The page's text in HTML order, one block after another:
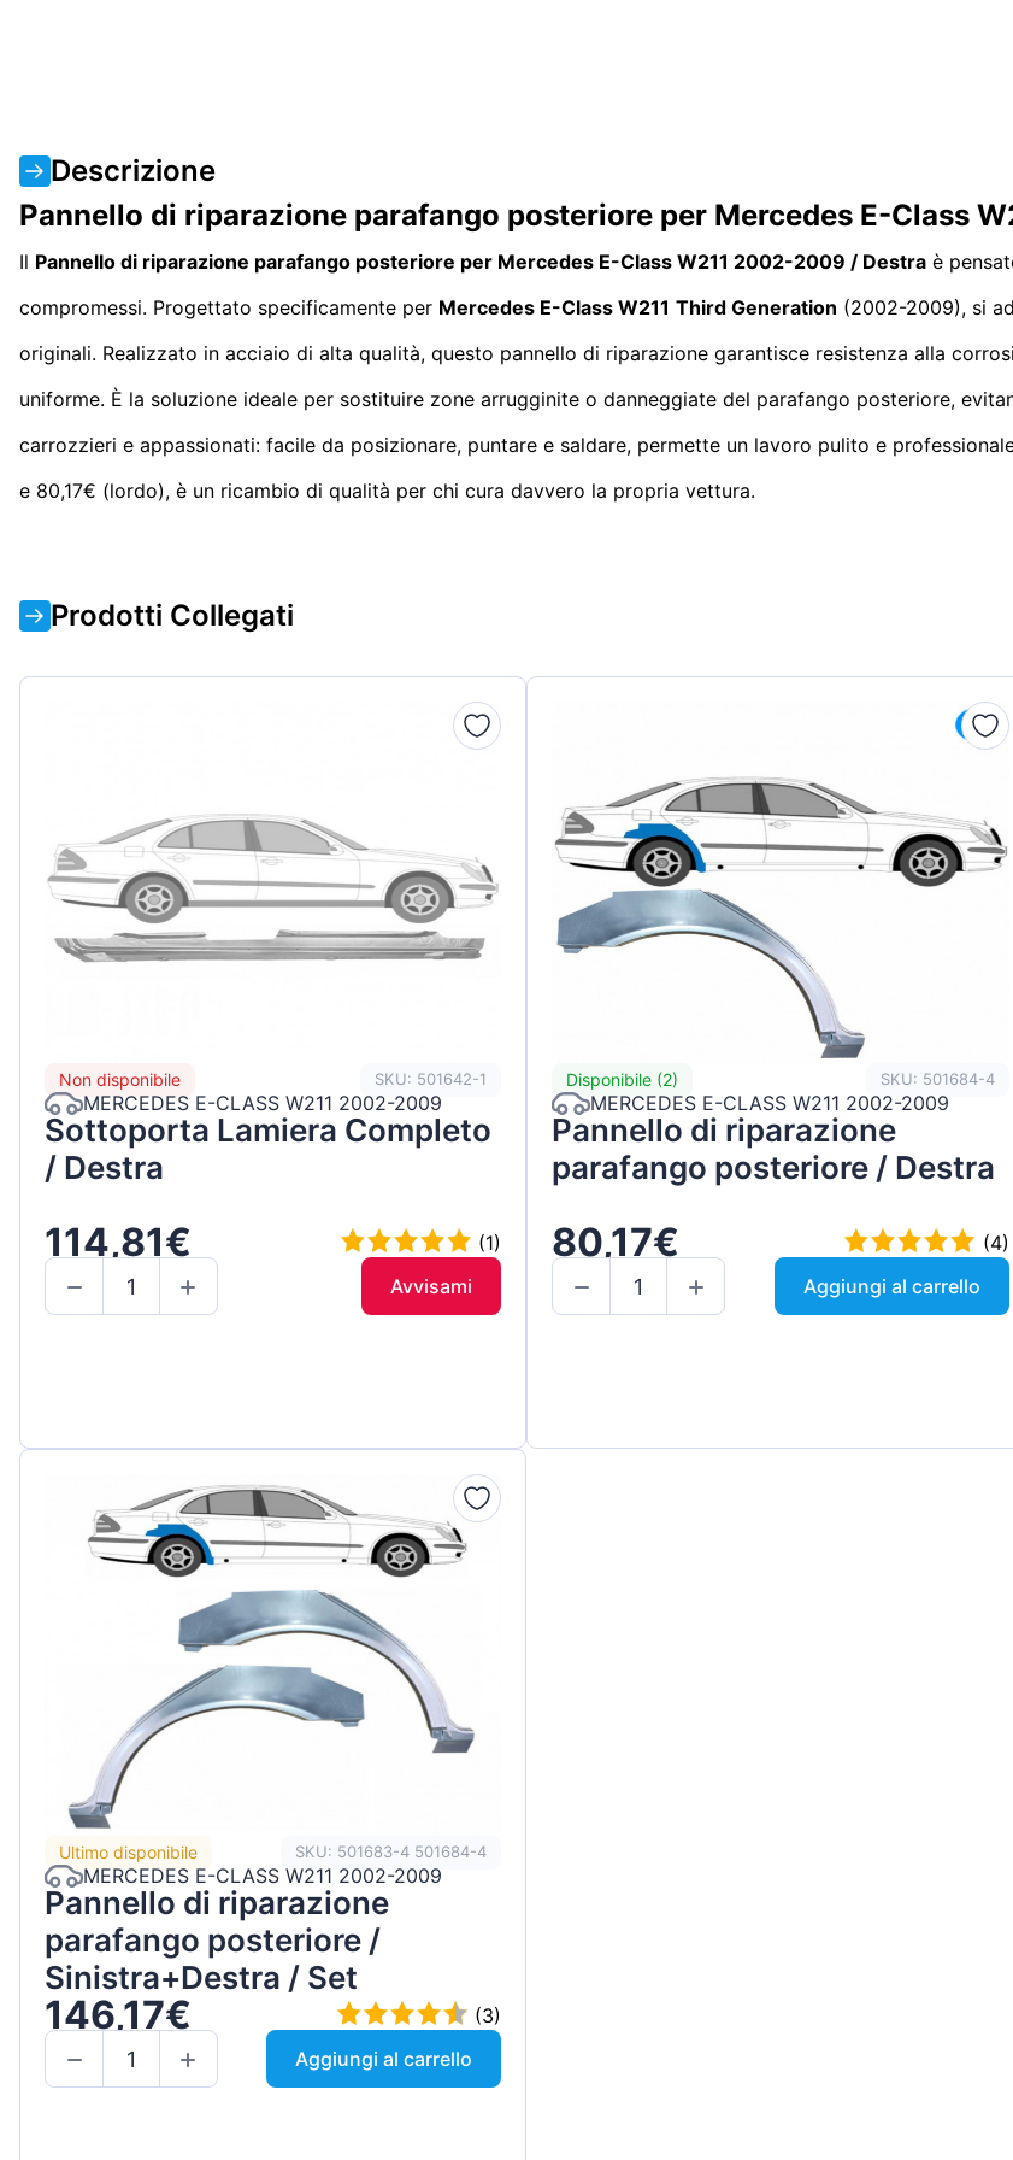
Descrizione
Pannello di riparazione parafango posteriore per Mercedes E-Class
Il Pannello di riparazione parafango posteriore per Mercedes E-Class W211 2002-2009 / Destra è
compromessi. Progettato specificamente per Mercedes E-Class W211 Third Generation (2002-2009), si
originali. Realizzato in acciaio di alta qualità, questo pannello di riparazione garantisce resistenza alla
uniforme. È la soluzione ideale per sostituire zone arrugginite o danneggiate del parafango posteriore,
carrozzieri e appassionati: facile da posizionare, puntare e saldare, permette un lavoro pulito e
e 80,17€ (lordo), è un ricambio di qualità per chi cura davvero la propria vettura.
Prodotti Collegati
Non disponibile SKU: 501642-1
MERCEDES E-CLASS W211 2002-2009
Sottoporta Lamiera Completo
/ Destra
114,81€
(1)
Avvisami
Disponibile (2) SKU: 501684-4
MERCEDES E-CLASS W211 2002-2009
Pannello di riparazione
parafango posteriore / Destra
80,17€
(4)
Aggiungi al carrello
Ultimo disponibile SKU: 501683-4 501684-4
MERCEDES E-CLASS W211 2002-2009
Pannello di riparazione
parafango posteriore /
Sinistra+Destra / Set
146,17€
(3)
Aggiungi al carrello